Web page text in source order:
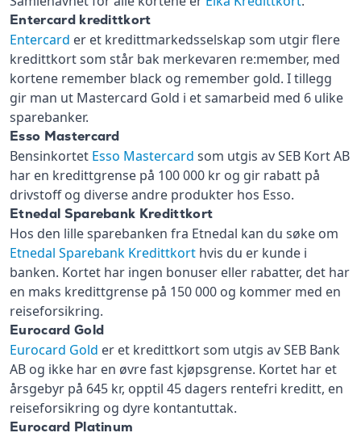
Entercard kredittkort
Entercard er et kredittmarkedsselskap som utgir flere
kredittkort som står bak merkevaren re:member, med
kortene remember black og remember gold. I tillegg
gir man ut Mastercard Gold i et samarbeid med 6 ulike
sparebanker.
Esso Mastercard
Bensinkortet Esso Mastercard som utgis av SEB Kort AB
har en kredittgrense på 100 000 kr og gir rabatt på
drivstoff og diverse andre produkter hos Esso.
Etnedal Sparebank Kredittkort
Hos den lille sparebanken fra Etnedal kan du søke om
Etnedal Sparebank Kredittkort hvis du er kunde i
banken. Kortet har ingen bonuser eller rabatter, det har
en maks kredittgrense på 150 000 og kommer med en
reiseforsikring.
Eurocard Gold
Eurocard Gold er et kredittkort som utgis av SEB Bank
AB og ikke har en øvre fast kjøpsgrense. Kortet har et
årsgebyr på 645 kr, opptil 45 dagers rentefri kreditt, en
reiseforsikring og dyre kontantuttak.
Eurocard Platinum